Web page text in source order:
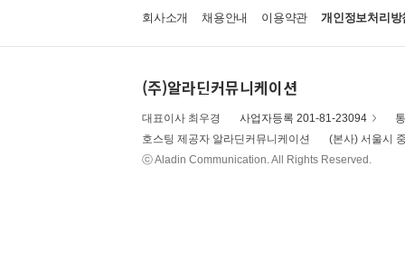
회사소개 채용안내 이용약관 개인정보처리방
(주)알라딘커뮤니케이션
대표이사 최우경 사업자등록 201-81-23094
호스팅 제공자 알라딘커뮤니케이션
(본사) 서울시
ⓒ Aladin Communication. All Rights Reserved.